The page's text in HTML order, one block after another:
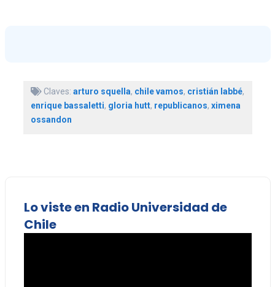
Claves: arturo squella, chile vamos, cristián labbé,
enrique bassaletti, gloria hutt, republicanos, ximena
ossandon
Lo viste en Radio Universidad de
Chile